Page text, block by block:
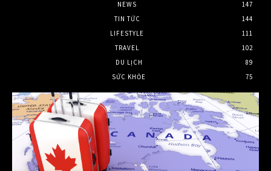
NEWS
147
TIN TỨC
144
LIFESTYLE
111
TRAVEL
102
DU LỊCH
89
SỨC KHỎE
75